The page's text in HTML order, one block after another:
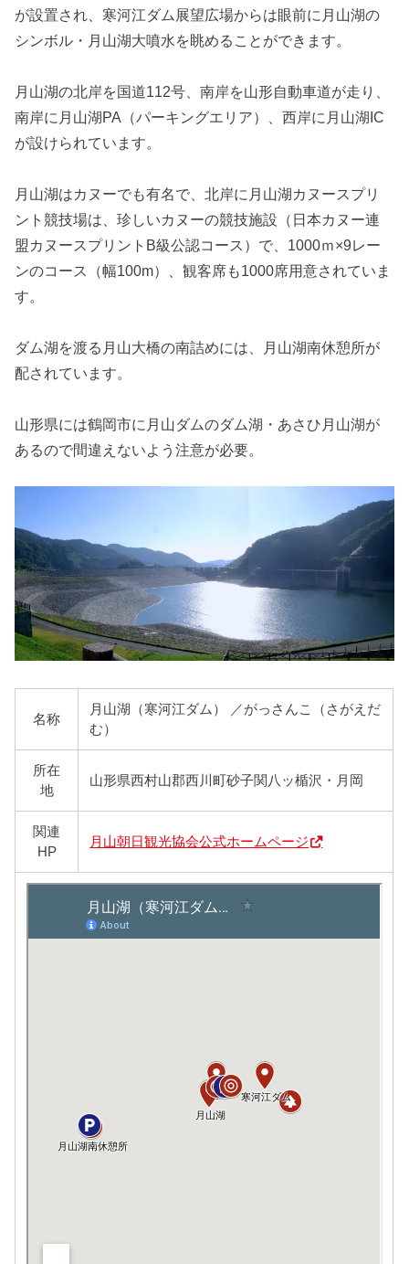
が設置され、寒河江ダム展望広場からは眼前に月山湖の
シンボル・月山湖大噴水を眺めることができます。
月山湖の北岸を国道112号、南岸を山形自動車道が走り、
南岸に月山湖PA（パーキングエリア）、西岸に月山湖IC
が設けられています。
月山湖はカヌーでも有名で、北岸に月山湖カヌースプリ
ント競技場は、珍しいカヌーの競技施設（日本カヌー連
盟カヌースプリントB級公認コース）で、1000ｍ×9レー
ンのコース（幅100m）、観客席も1000席用意されていま
す。
ダム湖を渡る月山大橋の南詰めには、月山湖南休憩所が
配されています。
山形県には鶴岡市に月山ダムのダム湖・あさひ月山湖が
あるので間違えないよう注意が必要。
名称
月山湖（寒河江ダム） ／がっさんこ（さがえだ
む）
所在
地
山形県西村山郡西川町砂子関八ッ楯沢・月岡
関連
HP
月山朝日観光協会公式ホームページ